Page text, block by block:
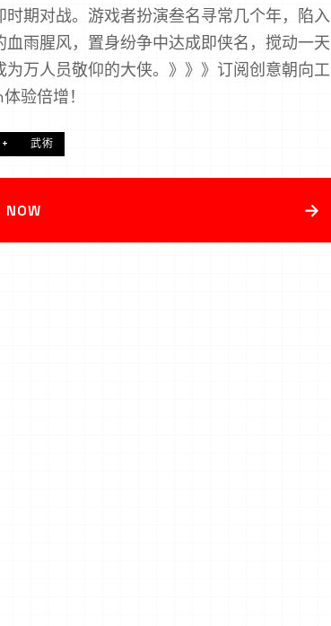
时期对战。游戏者扮演叁名寻常几个年，陷入
血雨腥风，置身纷争中达成即侠名，搅动一天
为万人员敬仰的大侠。》》》订阅创意朝向工
验倍增！
武術
NOW →